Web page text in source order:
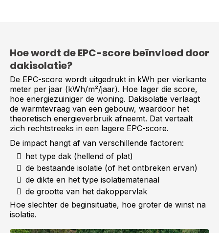
Hoe wordt de EPC-score beïnvloed door
dakisolatie?
De EPC-score wordt uitgedrukt in kWh per vierkante
meter per jaar (kWh/m²/jaar). Hoe lager die score,
hoe energiezuiniger de woning. Dakisolatie verlaagt
de warmtevraag van een gebouw, waardoor het
theoretisch energieverbruik afneemt. Dat vertaalt
zich rechtstreeks in een lagere EPC-score.
De impact hangt af van verschillende factoren:
het type dak (hellend of plat)
de bestaande isolatie (of het ontbreken ervan)
de dikte en het type isolatiemateriaal
de grootte van het dakoppervlak
Hoe slechter de beginsituatie, hoe groter de winst na
isolatie.